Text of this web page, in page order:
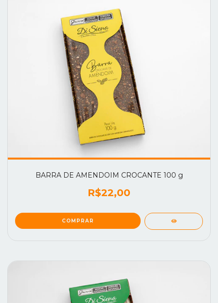
BARRA DE AMENDOIM CROCANTE 100 g
R$22,00